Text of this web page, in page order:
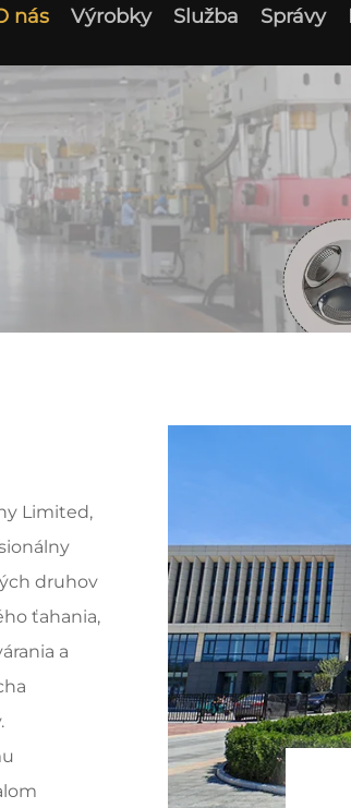
nás Výrobky Služba Správy
Limited,
druhov
ťahania,
a